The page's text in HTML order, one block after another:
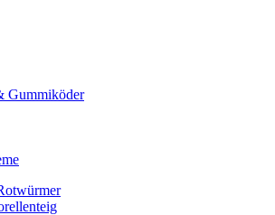
Gummiköder